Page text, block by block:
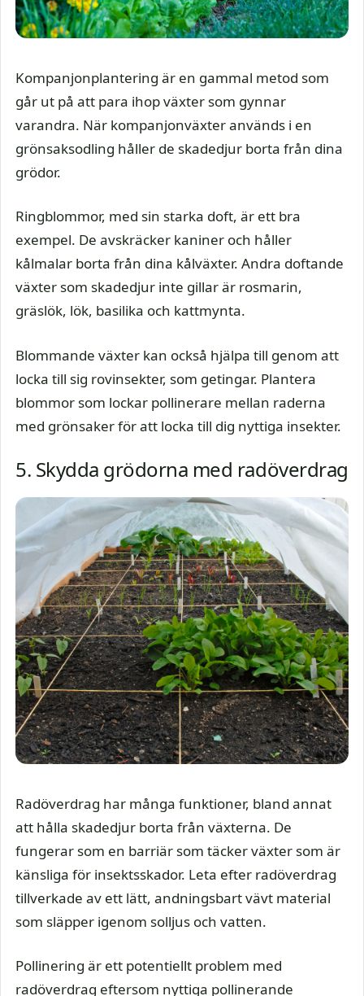
Kompanjonplantering är en gammal metod som
går ut på att para ihop växter som gynnar
varandra. När kompanjonväxter används i en
grönsaksodling håller de skadedjur borta från dina
grödor.
Ringblommor, med sin starka doft, är ett bra
exempel. De avskräcker kaniner och håller
kålmalar borta från dina kålväxter. Andra doftande
växter som skadedjur inte gillar är rosmarin,
gräslök, lök, basilika och kattmynta.
Blommande växter kan också hjälpa till genom att
locka till sig rovinsekter, som getingar. Plantera
blommor som lockar pollinerare mellan raderna
med grönsaker för att locka till dig nyttiga insekter.
5. Skydda grödorna med radöverdrag
Radöverdrag har många funktioner, bland annat
att hålla skadedjur borta från växterna. De
fungerar som en barriär som täcker växter som är
känsliga för insektsskador. Leta efter radöverdrag
tillverkade av ett lätt, andningsbart vävt material
som släpper igenom solljus och vatten.
Pollinering är ett potentiellt problem med
radöverdrag eftersom nyttiga pollinerande